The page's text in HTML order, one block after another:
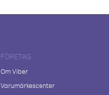
FÖRETAG
Om Viber
Varumärkescenter